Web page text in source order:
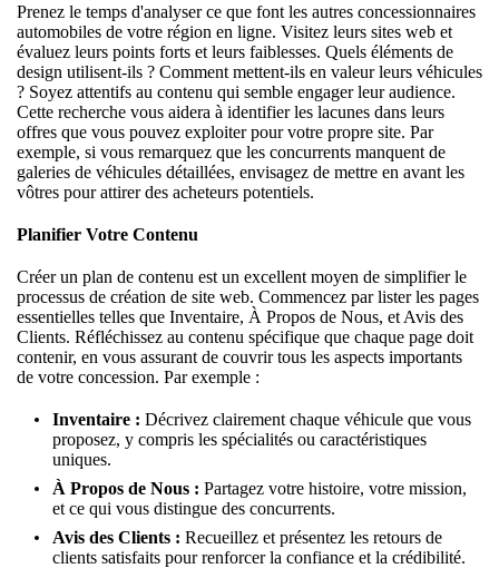
Prenez le temps d'analyser ce que font les autres concessionnaires
automobiles de votre région en ligne. Visitez leurs sites web et
évaluez leurs points forts et leurs faiblesses. Quels éléments de
design utilisent-ils ? Comment mettent-ils en valeur leurs véhicules
? Soyez attentifs au contenu qui semble engager leur audience.
Cette recherche vous aidera à identifier les lacunes dans leurs
offres que vous pouvez exploiter pour votre propre site. Par
exemple, si vous remarquez que les concurrents manquent de
galeries de véhicules détaillées, envisagez de mettre en avant les
vôtres pour attirer des acheteurs potentiels.
Planifier Votre Contenu
Créer un plan de contenu est un excellent moyen de simplifier le
processus de création de site web. Commencez par lister les pages
essentielles telles que Inventaire, À Propos de Nous, et Avis des
Clients. Réfléchissez au contenu spécifique que chaque page doit
contenir, en vous assurant de couvrir tous les aspects importants
de votre concession. Par exemple :
Inventaire : Décrivez clairement chaque véhicule que vous
proposez, y compris les spécialités ou caractéristiques
uniques.
À Propos de Nous : Partagez votre histoire, votre mission,
et ce qui vous distingue des concurrents.
Avis des Clients : Recueillez et présentez les retours de
clients satisfaits pour renforcer la confiance et la crédibilité.